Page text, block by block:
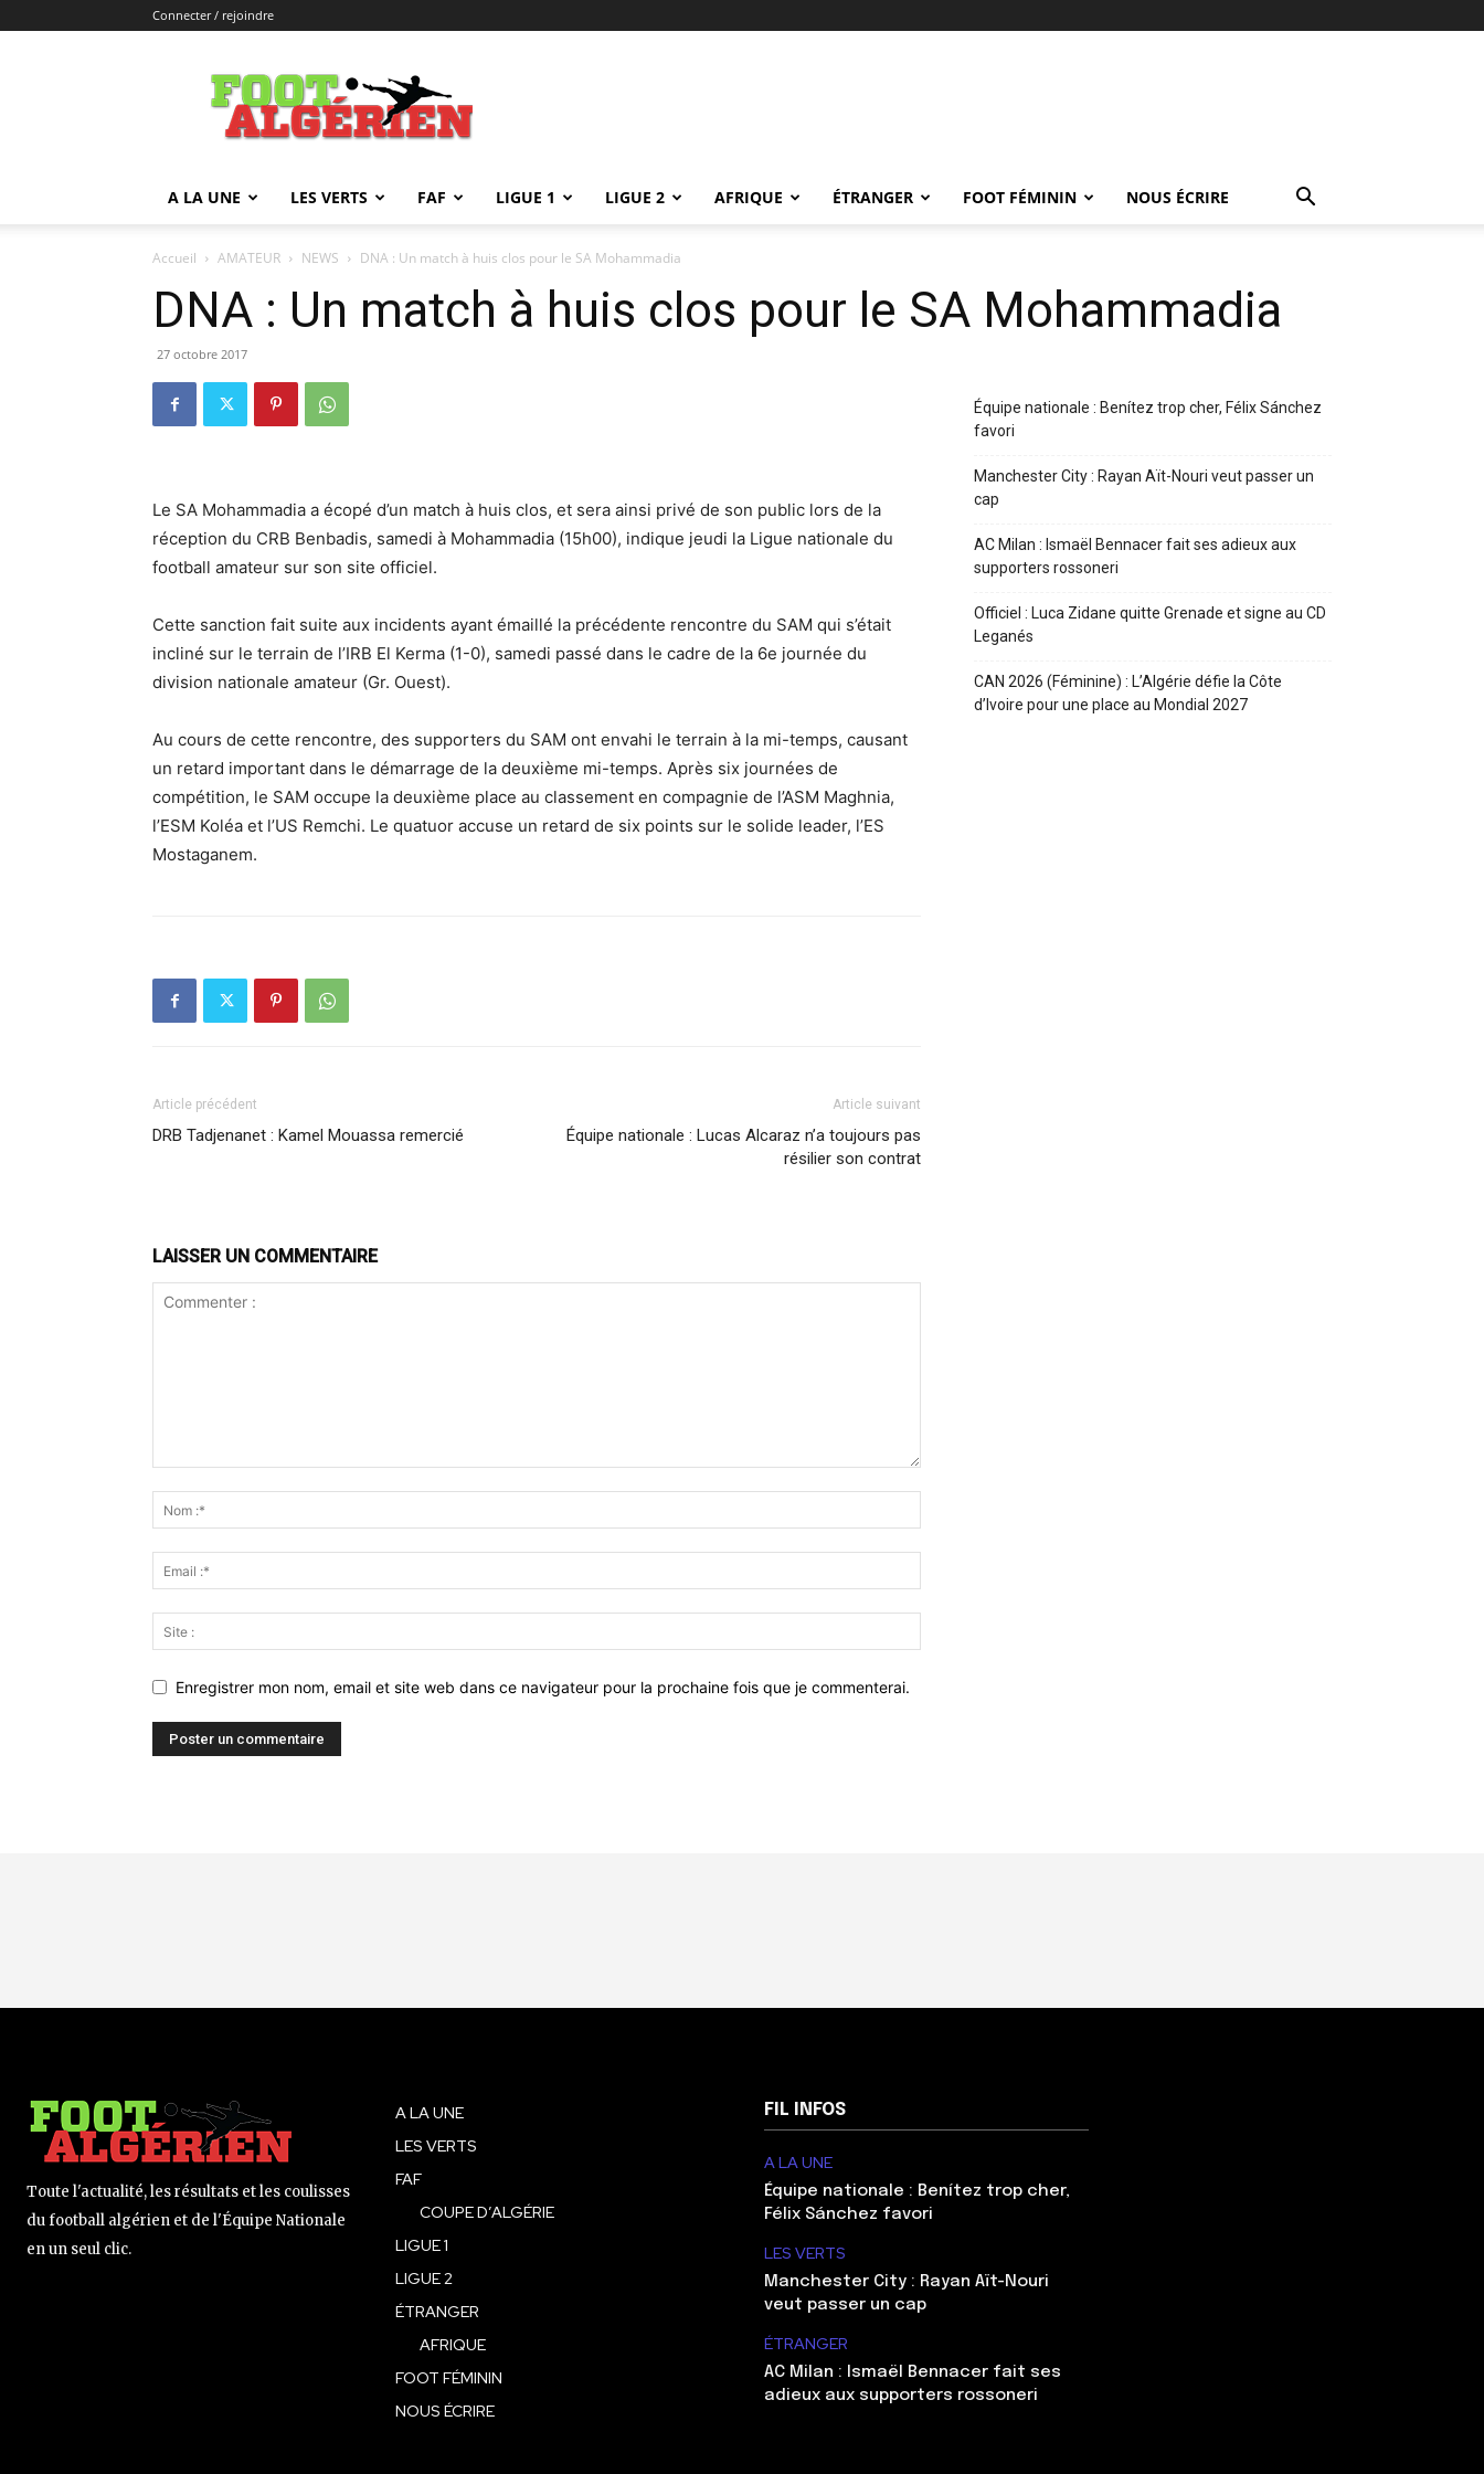
Connecter / rejoindre
FOOTALGERIEN
A LA UNE LES VERTS FAF LIGUE 1 LIGUE 2 AFRIQUE ÉTRANGER FOOT FÉMININ NOUS ÉCRIRE
Accueil AMATEUR NEWS DNA : Un match à huis clos pour le SA Mohammadia
DNA : Un match à huis clos pour le SA Mohammadia
27 octobre 2017
Le SA Mohammadia a écopé d’un match à huis clos, et sera ainsi privé de son public lors de la
réception du CRB Benbadis, samedi à Mohammadia (15h00), indique jeudi la Ligue nationale du
football amateur sur son site officiel.
Cette sanction fait suite aux incidents ayant émaillé la précédente rencontre du SAM qui s’était
incliné sur le terrain de l’IRB El Kerma (1-0), samedi passé dans le cadre de la 6e journée du
division nationale amateur (Gr. Ouest).
Au cours de cette rencontre, des supporters du SAM ont envahi le terrain à la mi-temps, causant
un retard important dans le démarrage de la deuxième mi-temps. Après six journées de
compétition, le SAM occupe la deuxième place au classement en compagnie de l’ASM Maghnia,
l’ESM Koléa et l’US Remchi. Le quatuor accuse un retard de six points sur le solide leader, l’ES
Mostaganem.
Article précédent
DRB Tadjenanet : Kamel Mouassa remercié
Article suivant
Équipe nationale : Lucas Alcaraz n’a toujours pas
résilier son contrat
LAISSER UN COMMENTAIRE
Enregistrer mon nom, email et site web dans ce navigateur pour la prochaine fois que je commenterai.
Équipe nationale : Benítez trop cher, Félix Sánchez
favori
Manchester City : Rayan Aït-Nouri veut passer un
cap
AC Milan : Ismaël Bennacer fait ses adieux aux
supporters rossoneri
Officiel : Luca Zidane quitte Grenade et signe au CD
Leganés
CAN 2026 (Féminine) : L’Algérie défie la Côte
d’Ivoire pour une place au Mondial 2027
Toute l'actualité, les résultats et les coulisses
du football algérien et de l'Équipe Nationale
en un seul clic.
A LA UNE
LES VERTS
FAF
COUPE D’ALGÉRIE
LIGUE 1
LIGUE 2
ÉTRANGER
AFRIQUE
FOOT FÉMININ
NOUS ÉCRIRE
FIL INFOS
A LA UNE
Équipe nationale : Benítez trop cher,
Félix Sánchez favori
LES VERTS
Manchester City : Rayan Aït-Nouri
veut passer un cap
ÉTRANGER
AC Milan : Ismaël Bennacer fait ses
adieux aux supporters rossoneri